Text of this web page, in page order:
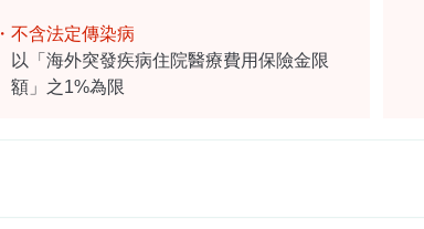
・不含法定傳染病
以「海外突發疾病住院醫療費用保險金限
額」之1%為限